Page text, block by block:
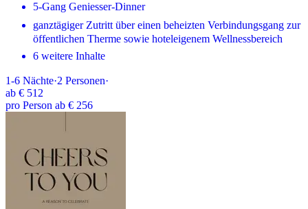
5-Gang Geniesser-Dinner
ganztägiger Zutritt über einen beheizten Verbindungsgang zur
öffentlichen Therme sowie hoteleigenem Wellnessbereich
6 weitere Inhalte
1-6 Nächte·2 Personen·
ab € 512
pro Person ab € 256